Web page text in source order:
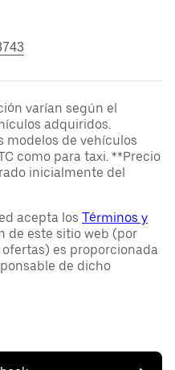
varían según el
adquiridos.
modelos de vehículos
como para taxi. **Precio
inicialmente del
acepta los Términos y
de este sitio web (por
es proporcionada
de dicho